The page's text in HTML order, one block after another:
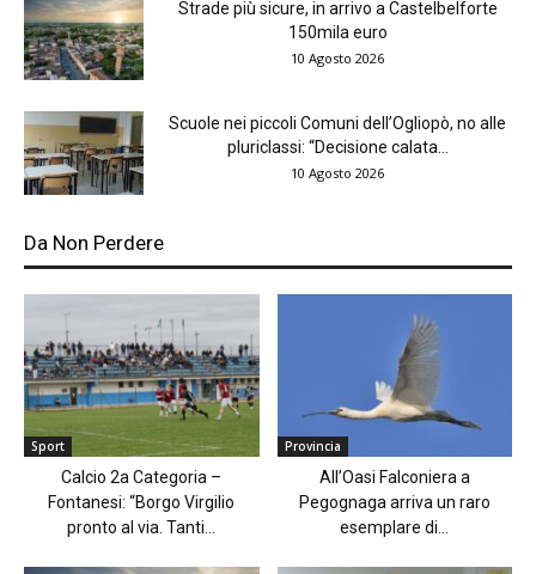
Strade più sicure, in arrivo a Castelbelforte
150mila euro
10 Agosto 2026
Scuole nei piccoli Comuni dell’Ogliopò, no alle
pluriclassi: “Decisione calata...
10 Agosto 2026
Da Non Perdere
Sport
Calcio 2a Categoria –
Fontanesi: “Borgo Virgilio
pronto al via. Tanti...
Provincia
All’Oasi Falconiera a
Pegognaga arriva un raro
esemplare di...